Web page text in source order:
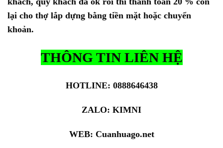
lại cho thợ lắp dựng bằng tiền mặt hoặc chuyển
khoản.
THÔNG TIN LIÊN HỆ
HOTLINE: 0888646438
ZALO: KIMNI
WEB: Cuanhuago.net